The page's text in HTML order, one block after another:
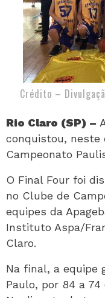
Crédito –
Rio Claro (SP) –
conquistou, neste
Campeonato
O Final Four foi
no Clube de
equipes da
Instituto Aspa/
Claro.
Na final, a equipe
Paulo, por 84 a